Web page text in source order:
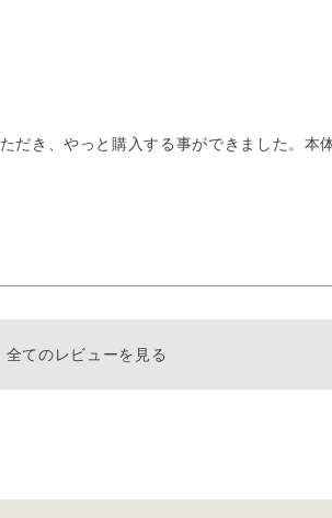
だき、やっと購入する事ができました。本
全てのレビューを見る